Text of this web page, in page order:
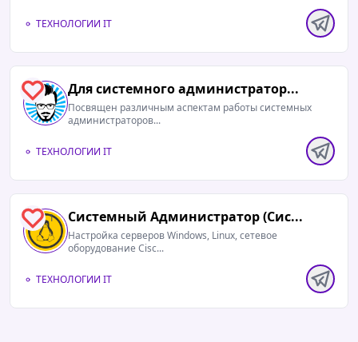
ТЕХНОЛОГИИ IT
1 Для системного администратор...
Посвящен различным аспектам работы системных
администраторов...
ТЕХНОЛОГИИ IT
1 Системный Администратор (Сис...
Настройка серверов Windows, Linux, сетевое
оборудование Cisc...
ТЕХНОЛОГИИ IT